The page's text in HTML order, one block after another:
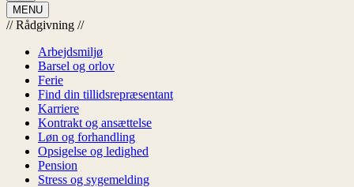
MENU
// Rådgivning //
Arbejdsmiljø
Barsel og orlov
Ferie
Find din tillidsrepræsentant
Karriere
Kontrakt og ansættelse
Løn og forhandling
Opsigelse og ledighed
Pension
Stress og sygemelding